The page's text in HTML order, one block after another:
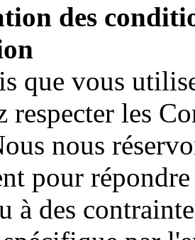
des
que vous
respecter les
nous
pour
à des